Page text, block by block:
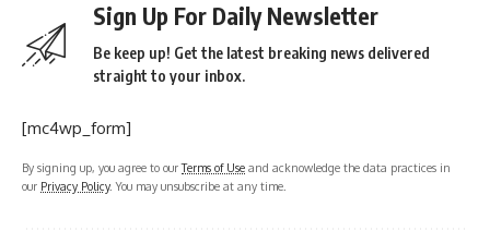
Sign Up For Daily Newsletter
Be keep up! Get the latest breaking news delivered
straight to your inbox.
[mc4wp_form]
By signing up, you agree to ourTerms of Use and acknowledge the data practices in
our Privacy Policy. You may unsubscribe at any time.